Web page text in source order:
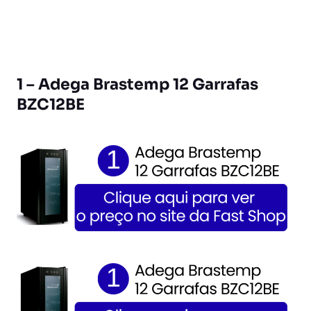
1 – Adega Brastemp 12 Garrafas
BZC12BE